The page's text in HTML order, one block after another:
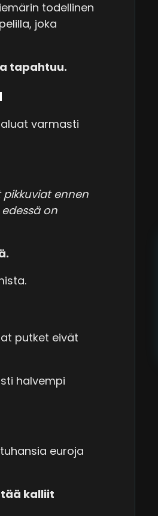
todellinen
joka
tapahtuu.
varmasti
ennen
on
putket eivät
halvempi
euroja
kalliit